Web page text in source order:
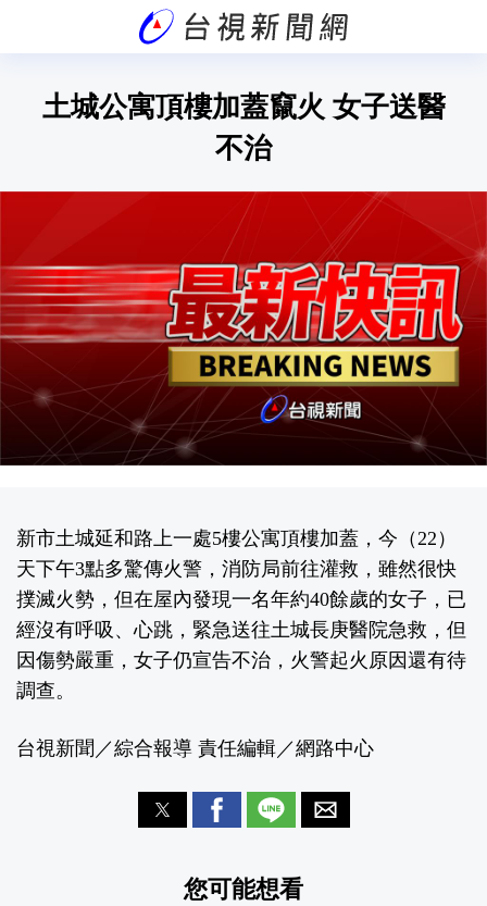
土城公寓頂樓加蓋竄火 女子送醫
不治
新市土城延和路上一處5樓公寓頂樓加蓋，今（22）
天下午3點多驚傳火警，消防局前往灌救，雖然很快
撲滅火勢，但在屋內發現一名年約40餘歲的女子，已
經沒有呼吸、心跳，緊急送往土城長庚醫院急救，但
因傷勢嚴重，女子仍宣告不治，火警起火原因還有待
調查。
台視新聞／綜合報導 責任編輯／網路中心
您可能想看